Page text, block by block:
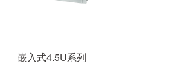
嵌入式4.5U系列